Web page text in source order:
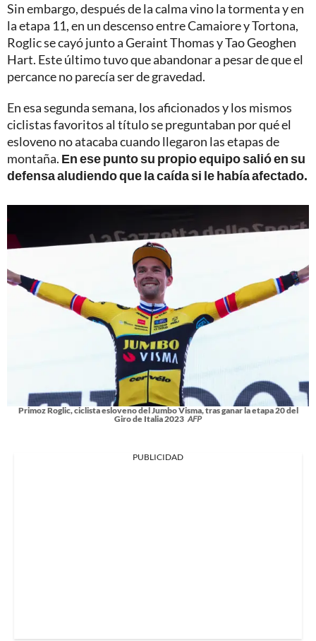
Sin embargo, después de la calma vino la tormenta y en
la etapa 11, en un descenso entre Camaiore y Tortona,
Roglic se cayó junto a Geraint Thomas y Tao Geoghen
Hart. Este último tuvo que abandonar a pesar de que el
percance no parecía ser de gravedad.
En esa segunda semana, los aficionados y los mismos
ciclistas favoritos al título se preguntaban por qué el
esloveno no atacaba cuando llegaron las etapas de
montaña. En ese punto su propio equipo salió en su
defensa aludiendo que la caída si le había afectado.
Primoz Roglic, ciclista esloveno del Jumbo Visma, tras ganar la etapa 20 del
Giro de Italia 2023 AFP
PUBLICIDAD